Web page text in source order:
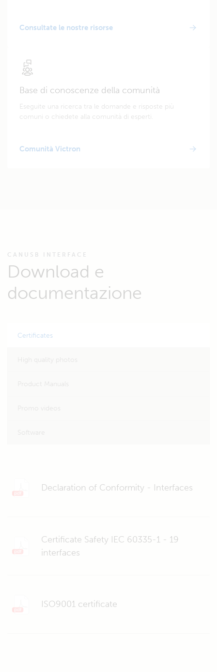
Consultate le nostre risorse
Base di conoscenze della comunità
Eseguite una ricerca tra le domande e risposte più
comuni o chiedete alla comunità di esperti.
Comunità Victron
CANUSB INTERFACE
Download e
documentazione
Certificates
Declaration of Conformity - Interfaces
Certificate Safety IEC 60335-1 - 19
interfaces
ISO9001 certificate